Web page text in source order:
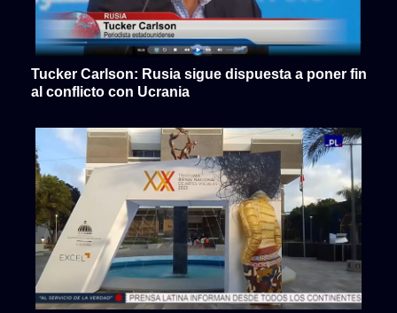
Tucker Carlson: Rusia sigue dispuesta a poner fin
al conflicto con Ucrania